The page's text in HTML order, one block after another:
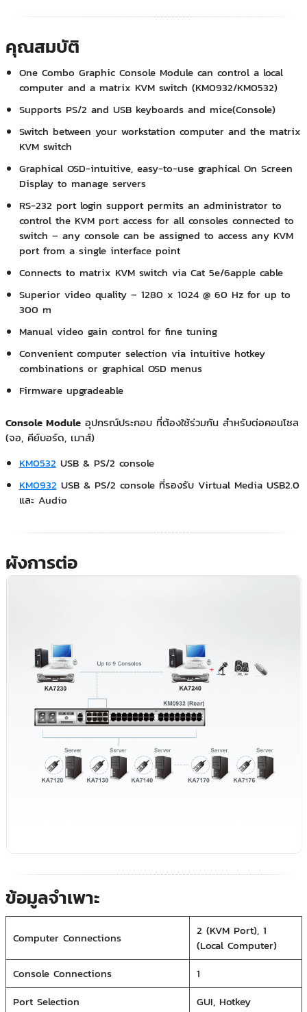
คุณสมบัติ
One Combo Graphic Console Module can control a local
computer and a matrix KVM switch (KM0932/KM0532)
Supports PS/2 and USB keyboards and mice(Console)
Switch between your workstation computer and the matrix
KVM switch
Graphical OSD-intuitive, easy-to-use graphical On Screen
Display to manage servers
RS-232 port login support permits an administrator to
control the KVM port access for all consoles connected to
switch – any console can be assigned to access any KVM
port from a single interface point
Connects to matrix KVM switch via Cat 5e/6apple cable
Superior video quality – 1280 x 1024 @ 60 Hz for up to
300 m
Manual video gain control for fine tuning
Convenient computer selection via intuitive hotkey
combinations or graphical OSD menus
Firmware upgradeable
Console Moduleอุปกรณ์ประกอบ ที่ต้องใช้ร่วมกัน สำหรับต่อคอนโซล
(จอ, คีย์บอร์ด, เมาส์)
KM0532 USB & PS/2 console
KM0932 USB & PS/2 console ที่รองรับ Virtual Media USB2.0
และ Audio
ผังการต่อ
ข้อมูลจำเพาะ
Computer Connections
2 (KVM Port), 1
(Local Computer)
Console Connections
1
Port Selection
GUI, Hotkey